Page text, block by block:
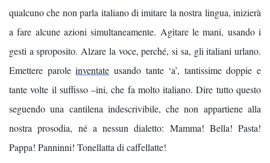
qualcuno che non parla italiano di imitare la nostra lingua, inizierà
a fare alcune azioni simultaneamente. Agitare le mani, usando i
gesti a sproposito. Alzare la voce, perché, si sa, gli italiani urlano.
Emettere paroleinventate usando tante ‘a’, tantissime doppie e
tante volte il suffisso –ini, che fa molto italiano. Dire tutto questo
seguendo una cantilena indescrivibile, che non appartiene alla
nostra prosodia, né a nessun dialetto: Mamma! Bella! Pasta!
Pappa! Panninni! Tonellatta di caffellatte!